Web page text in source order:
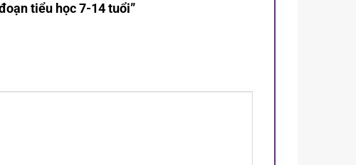
tiểu học 7-14 tuổi”